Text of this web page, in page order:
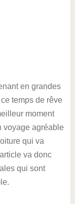
en grandes
temps de rêve
moment
voyage agréable
qui va
va donc
qui sont